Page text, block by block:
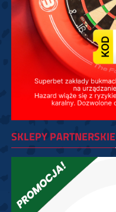
SKLEPY PARTNERSKIE